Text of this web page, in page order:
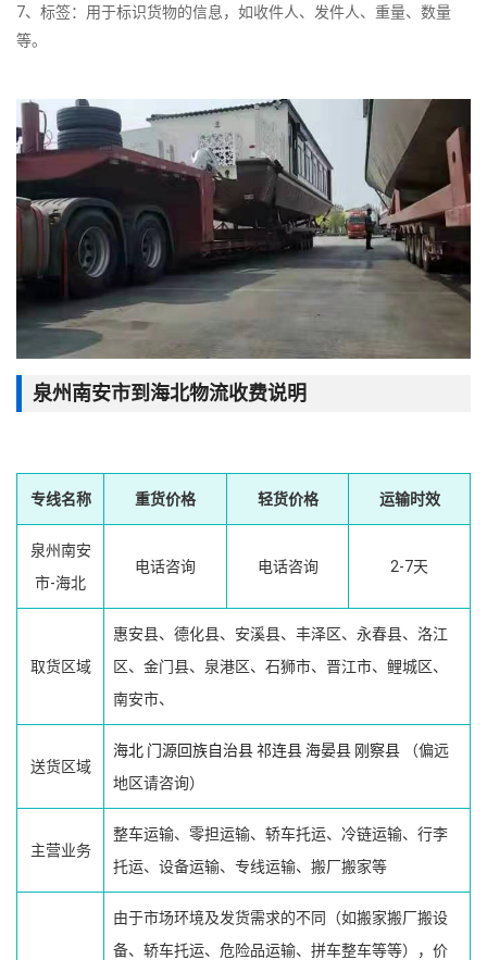
7、标签：用于标识货物的信息，如收件人、发件人、重量、数量
等。
泉州南安市到海北物流收费说明
专线名称 重货价格 轻货价格 运输时效
泉州南安
市-海北
电话咨询 电话咨询 2-7天
取货区域
惠安县、德化县、安溪县、丰泽区、永春县、洛江
区、金门县、泉港区、石狮市、晋江市、鲤城区、
南安市、
送货区域
海北 门源回族自治县祁连县海晏县 刚察县 （偏远
地区请咨询）
主营业务
整车运输、零担运输、轿车托运、冷链运输、行李
托运、设备运输、专线运输、搬厂搬家等
由于市场环境及发货需求的不同（如搬家搬厂搬设
备、轿车托运、危险品运输、拼车整车等等），价